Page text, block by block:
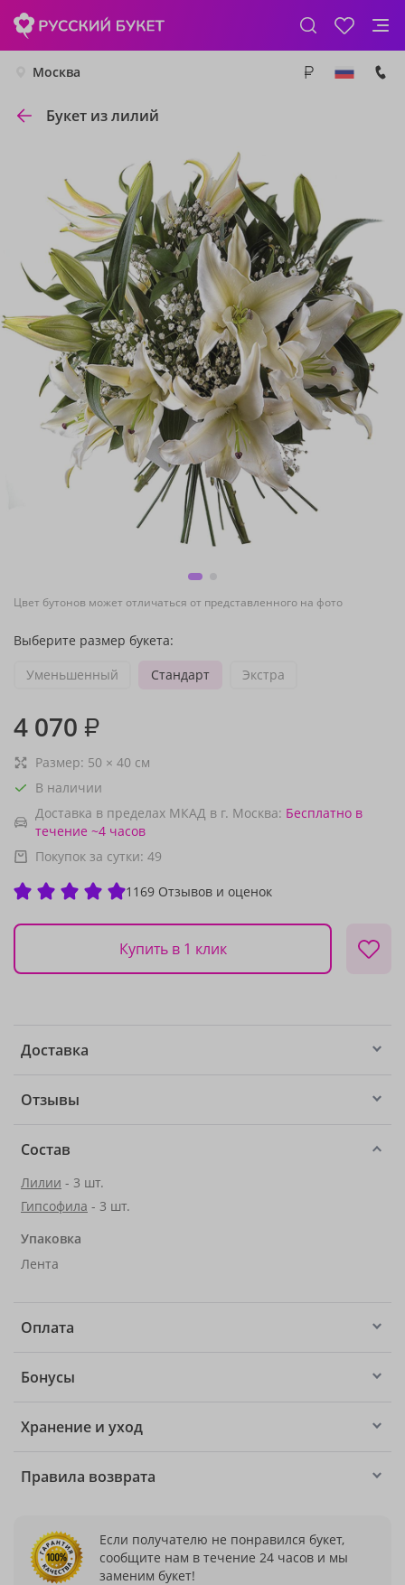
Москва
Букет из лилий
Цвет бутонов может отличаться от представленного на фото
Выберите размер букета:
Уменьшенный
Стандарт Экстра
4 070 ₽
Размер: 50 × 40 см
В наличии
Доставка в пределах МКАД в г. Москва: Бесплатно в
течение ~4 часов
Покупок за сутки: 49
1169 Отзывов и оценок
Купить в 1 клик
Доставка
Отзывы
Состав
Лилии - 3 шт.
Гипсофила - 3 шт.
Упаковка
Лента
Оплата
Бонусы
Хранение и уход
Правила возврата
Если получателю не понравился букет,
сообщите нам в течение 24 часов и мы
заменим букет!